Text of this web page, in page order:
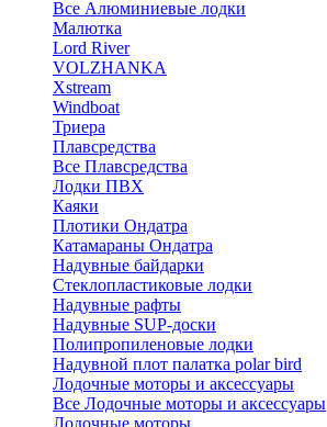
Все Алюминиевые лодки
Малютка
Lord River
VOLZHANKA
Xstream
Windboat
Триера
Плавсредства
Все Плавсредства
Лодки ПВХ
Каяки
Плотики Ондатра
Катамараны Ондатра
Надувные байдарки
Стеклопластиковые лодки
Надувные рафты
Надувные SUP-доски
Полипропиленовые лодки
Надувной плот палатка polar bird
Лодочные моторы и аксессуары
Все Лодочные моторы и аксессуары
Лодочные моторы